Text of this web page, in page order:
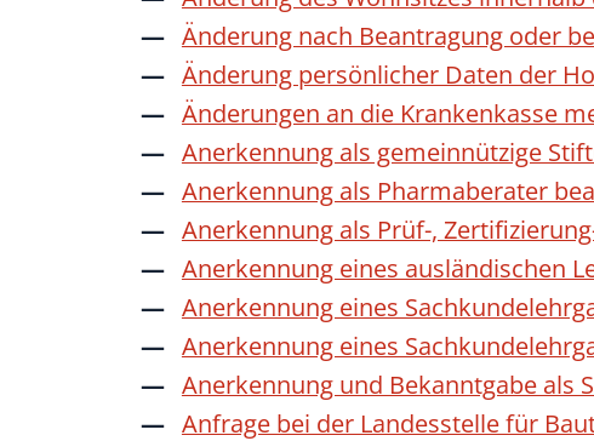
Änderung nach Beantragung oder
Änderung persönlicher Daten der
Änderungen an die Krankenkasse
Anerkennung als gemeinnützige
Anerkennung als Pharmaberater
Anerkennung als Prüf-,
Anerkennung eines ausländischen
Anerkennung eines
Anerkennung eines
Anerkennung und Bekanntgabe als
Anfrage bei der Landesstelle für